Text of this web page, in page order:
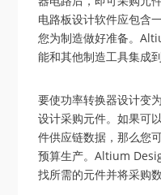
电路板设计软件应包含
您为制造做好准备。
能和其他制造工具集成
要使功率转换器设计变
设计采购元件。如果可
件供应链数据，那么您
预算生产。Altium
找所需的元件并将采购